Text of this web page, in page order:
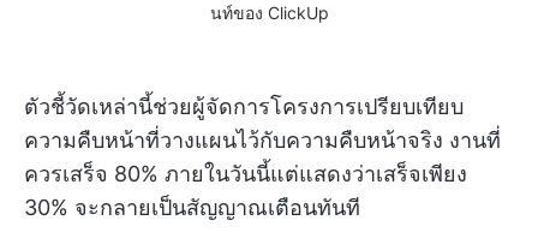
นท์ของ ClickUp
ตัวชี้วัดเหล่านี้ช่วยผู้จัดการโครงการเปรียบเทียบ
ความคืบหน้าที่วางแผนไว้กับความคืบหน้าจริง งานที่
ควรเสร็จ 80% ภายในวันนี้แต่แสดงว่าเสร็จเพียง
30% จะกลายเป็นสัญญาณเตือนทันที